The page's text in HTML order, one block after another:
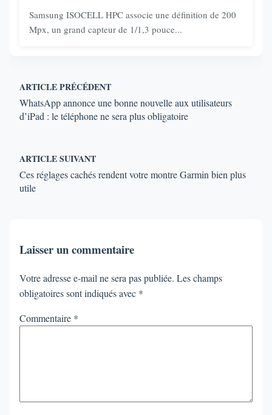
Samsung ISOCELL HPC associe une définition de 200
Mpx, un grand capteur de 1/1,3 pouce...
ARTICLE PRÉCÉDENT
WhatsApp annonce une bonne nouvelle aux utilisateurs
d’iPad : le téléphone ne sera plus obligatoire
ARTICLE SUIVANT
Ces réglages cachés rendent votre montre Garmin bien plus
utile
Laisser un commentaire
Votre adresse e-mail ne sera pas publiée. Les champs
obligatoires sont indiqués avec *
Commentaire *